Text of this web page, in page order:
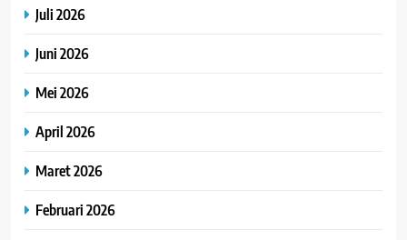
Juli 2026
Juni 2026
Mei 2026
April 2026
Maret 2026
Februari 2026